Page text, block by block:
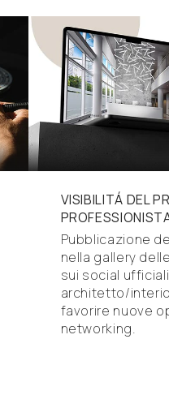
VISIBILITÁ DEL
Pubblicazione
nella gallery
sui social
architetto/
favorire nuove
networking.